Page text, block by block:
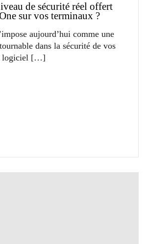
de sécurité réel offert
sur vos terminaux ?
aujourd’hui comme une
dans la sécurité de vos
logiciel